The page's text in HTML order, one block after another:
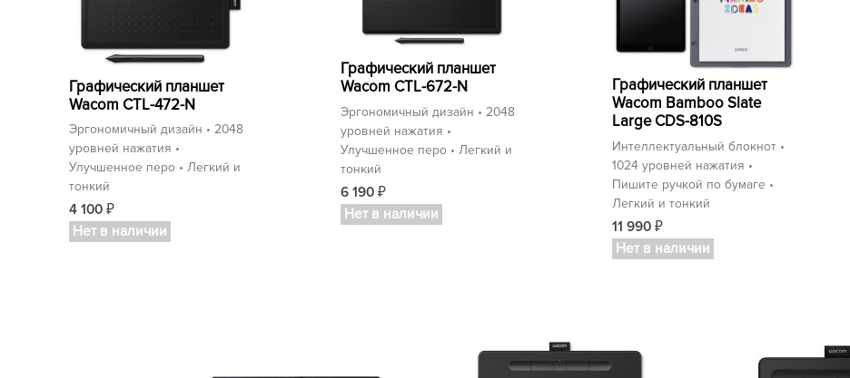
Графический планшет
Wacom CTL-472-N
Эргономичный дизайн • 2048
уровней нажатия •
Улучшенное перо • Легкий и
тонкий
4 100 ₽
Нет в наличии
Графический планшет
Wacom CTL-672-N
Эргономичный дизайн • 2048
уровней нажатия •
Улучшенное перо • Легкий и
тонкий
6 190 ₽
Нет в наличии
Графический планшет
Wacom Bamboo Slate
Large CDS-810S
Интеллектуальный блокнот •
1024 уровней нажатия •
Пишите ручкой по бумаге •
Легкий и тонкий
11 990 ₽
Нет в наличии